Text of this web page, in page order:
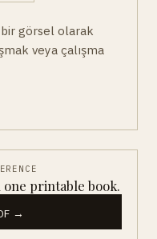
görsel olarak
veya çalışma
printable book.
→